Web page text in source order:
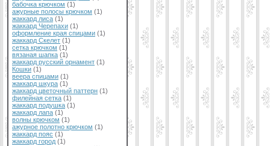
бабочка крючком (1)
ажурные полосы крючком (1)
жаккард лиса (1)
жаккард Черепахи (1)
оформление края спицами (1)
жаккард Скелет (1)
сетка крючком (1)
вязаная шапка (1)
жаккард русский орнамент (1)
Кошки (1)
веера спицами (1)
жаккард шкура (1)
жаккард цветочный паттерн (1)
филейная сетка (1)
жаккард подушка (1)
жаккард лапа (1)
волны крючком (1)
ажурное полотно крючком (1)
жаккард пояс (1)
жаккард город (1)